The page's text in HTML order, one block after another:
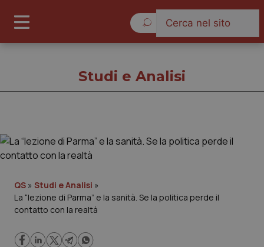
Governo e Parlamento
Regioni e Asl
Studi e Analisi
QS » Studi e Analisi »
La “lezione di Parma” e la sanità. Se la politica perde il
contatto con la realtà